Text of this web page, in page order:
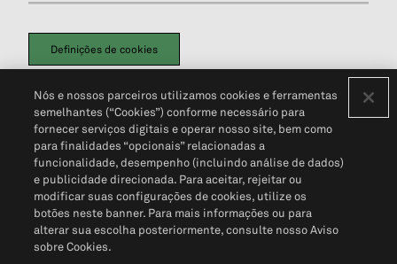
Definições de cookies
Política de PrivacidadePortal de privacidade do cliente (em inglês)
Não Venda Minhas Informações Pessoais© 2026 S&P Global
Nós e nossos parceiros utilizamos cookies e ferramentas
semelhantes (“Cookies”) conforme necessário para
fornecer serviços digitais e operar nosso site, bem como
para finalidades “opcionais” relacionadas a
funcionalidade, desempenho (incluindo análise de dados)
e publicidade direcionada. Para aceitar, rejeitar ou
modificar suas configurações de cookies, utilize os
botões neste banner. Para mais informações ou para
alterar sua escolha posteriormente, consulte nosso Aviso
sobre Cookies.